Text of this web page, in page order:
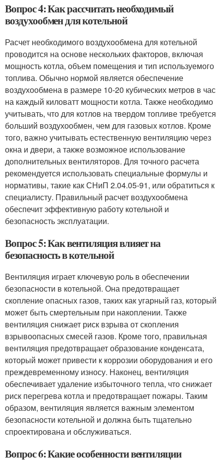
Вопрос 4: Как рассчитать необходимый
воздухообмен для котельной
Расчет необходимого воздухообмена для котельной
проводится на основе нескольких факторов, включая
мощность котла, объем помещения и тип используемого
топлива. Обычно нормой является обеспечение
воздухообмена в размере 10-20 кубических метров в час
на каждый киловатт мощности котла. Также необходимо
учитывать, что для котлов на твердом топливе требуется
больший воздухообмен, чем для газовых котлов. Кроме
того, важно учитывать естественную вентиляцию через
окна и двери, а также возможное использование
дополнительных вентиляторов. Для точного расчета
рекомендуется использовать специальные формулы и
нормативы, такие как СНиП 2.04.05-91, или обратиться к
специалисту. Правильный расчет воздухообмена
обеспечит эффективную работу котельной и
безопасность эксплуатации.
Вопрос 5: Как вентиляция влияет на
безопасность в котельной
Вентиляция играет ключевую роль в обеспечении
безопасности в котельной. Она предотвращает
скопление опасных газов, таких как угарный газ, который
может быть смертельным при накоплении. Также
вентиляция снижает риск взрыва от скопления
взрывоопасных смесей газов. Кроме того, правильная
вентиляция предотвращает образование конденсата,
который может привести к коррозии оборудования и его
преждевременному износу. Наконец, вентиляция
обеспечивает удаление избыточного тепла, что снижает
риск перегрева котла и предотвращает пожары. Таким
образом, вентиляция является важным элементом
безопасности котельной и должна быть тщательно
спроектирована и обслуживаться.
Вопрос 6: Какие особенности вентиляции